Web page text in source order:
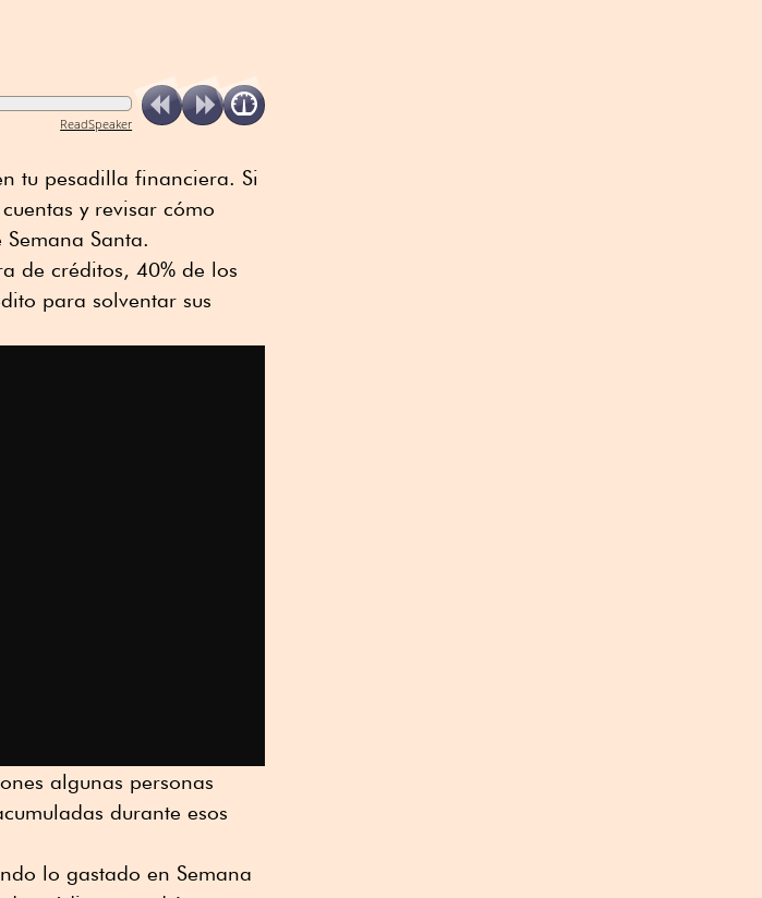
ReadSpeaker
tu pesadilla financiera. Si
y revisar cómo
Santa.
de créditos, 40% de los
para solventar sus
algunas personas
durante esos
lo gastado en Semana